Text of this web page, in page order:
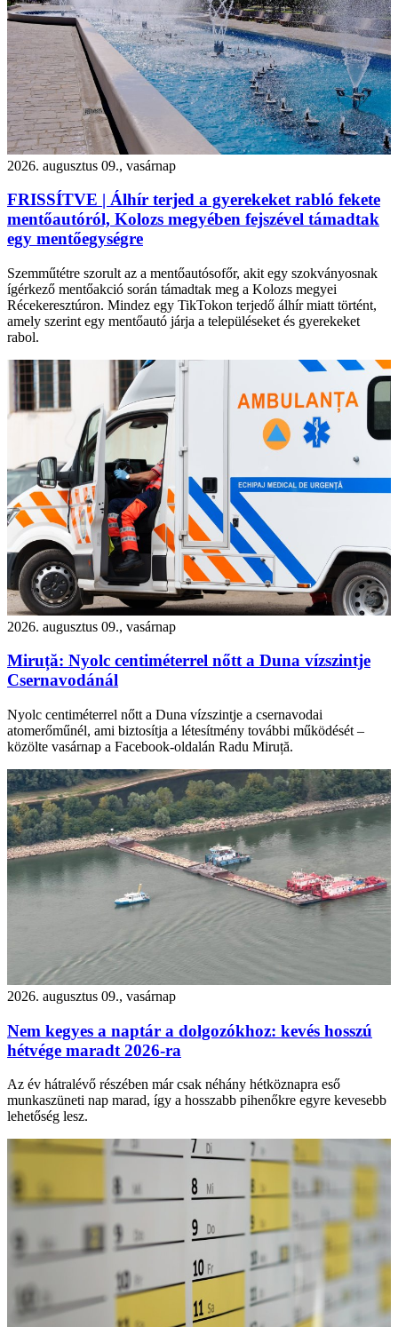
2026. augusztus 09., vasárnap
FRISSÍTVE | Álhír terjed a gyerekeket rabló fekete
mentőautóról, Kolozs megyében fejszével támadtak
egy mentőegységre
Szemműtétre szorult az a mentőautósofőr, akit egy szokványosnak
ígérkező mentőakció során támadtak meg a Kolozs megyei
Récekeresztúron. Mindez egy TikTokon terjedő álhír miatt történt,
amely szerint egy mentőautó járja a településeket és gyerekeket
rabol.
2026. augusztus 09., vasárnap
Miruță: Nyolc centiméterrel nőtt a Duna vízszintje
Csernavodánál
Nyolc centiméterrel nőtt a Duna vízszintje a csernavodai
atomerőműnél, ami biztosítja a létesítmény további működését –
közölte vasárnap a Facebook-oldalán Radu Miruță.
2026. augusztus 09., vasárnap
Nem kegyes a naptár a dolgozókhoz: kevés hosszú
hétvége maradt 2026-ra
Az év hátralévő részében már csak néhány hétköznapra eső
munkaszüneti nap marad, így a hosszabb pihenőkre egyre kevesebb
lehetőség lesz.